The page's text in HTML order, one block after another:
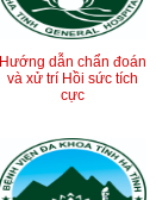
Hướng dẫn chẩn đoán
và xử trí Hồi sức tích
cực